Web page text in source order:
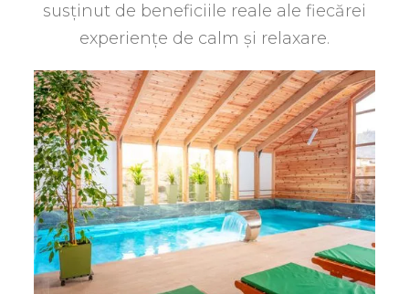
susținut de beneficiile reale ale fiecărei
experiențe de calm și relaxare.